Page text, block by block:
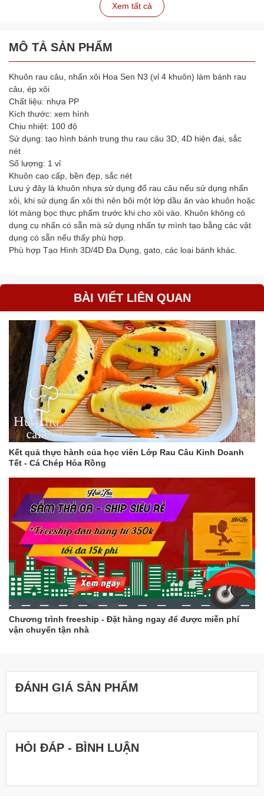
Xem tất cả
MÔ TẢ SẢN PHẨM
Khuôn rau câu, nhấn xôi Hoa Sen N3 (vỉ 4 khuôn) làm bánh rau
câu, ép xôi
Chất liệu: nhựa PP
Kích thước: xem hình
Chịu nhiệt: 100 độ
Sử dụng: tạo hình bánh trung thu rau câu 3D, 4D hiện đại, sắc
nét
Số lượng: 1 vỉ
Khuôn cao cấp, bền đẹp, sắc nét
Lưu ý đây là khuôn nhựa sử dụng đổ rau câu nếu sử dụng nhấn
xôi, khi sử dụng ấn xôi thì nên bôi một lớp dầu ăn vào khuôn hoặc
lót màng bọc thực phẩm trước khi cho xôi vào. Khuôn không có
dụng cụ nhấn có sẵn mà sử dụng nhấn tự mình tạo bằng các vật
dụng có sẵn nếu thấy phù hợp.
Phù hợp Tạo Hình 3D/4D Đa Dụng, gato, các loại bánh khác.
BÀI VIẾT LIÊN QUAN
Kết quả thực hành của học viên Lớp Rau Câu Kinh Doanh
Tết - Cá Chép Hóa Rồng
Chương trình freeship - Đặt hàng ngay để được miễn phí
vận chuyển tận nhà
ĐÁNH GIÁ SẢN PHẨM
HỎI ĐÁP - BÌNH LUẬN